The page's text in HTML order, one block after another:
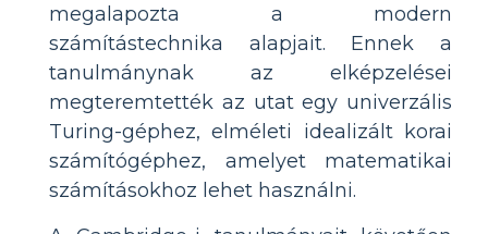
megalapozta a modern
számítástechnika alapjait. Ennek a
tanulmánynak az elképzelései
megteremtették az utat egy univerzális
Turing-géphez, elméleti idealizált korai
számítógéphez, amelyet matematikai
számításokhoz lehet használni.